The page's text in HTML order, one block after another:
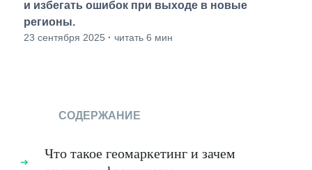
и избегать ошибок при выходе в новые
регионы.
23 сентября 2025 · читать 6 мин
СОДЕРЖАНИЕ
Что такое геомаркетинг и зачем